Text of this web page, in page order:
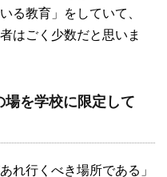
る教育」をしていて、
はごく少数だと思いま
を学校に限定して
れ行くべき場所である」